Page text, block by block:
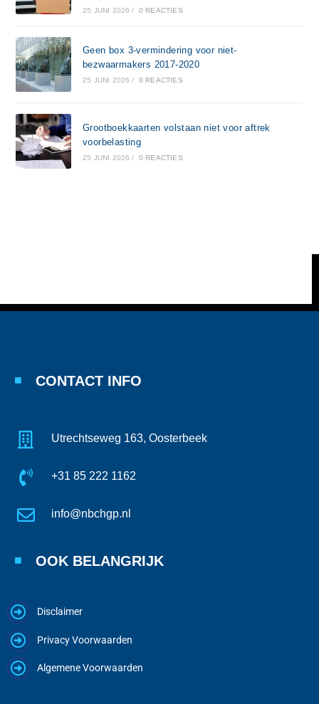
25 JUNI 2026 / 0 REACTIES
Geen box 3-vermindering voor niet-
bezwaarmakers 2017-2020
25 JUNI 2026 / 0 REACTIES
Grootboekkaarten volstaan niet voor aftrek
voorbelasting
25 JUNI 2026 / 0 REACTIES
CONTACT INFO
Utrechtseweg 163, Oosterbeek
+31 85 222 1162
info@nbchgp.nl
OOK BELANGRIJK
Disclaimer
Privacy Voorwaarden
Algemene Voorwaarden